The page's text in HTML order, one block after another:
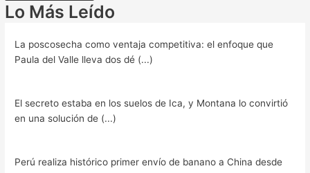
Lo Más Leído
La poscosecha como ventaja competitiva: el enfoque que
Paula del Valle lleva dos dé (...)
El secreto estaba en los suelos de Ica, y Montana lo convirtió
en una solución de (...)
Perú realiza histórico primer envío de banano a China desde